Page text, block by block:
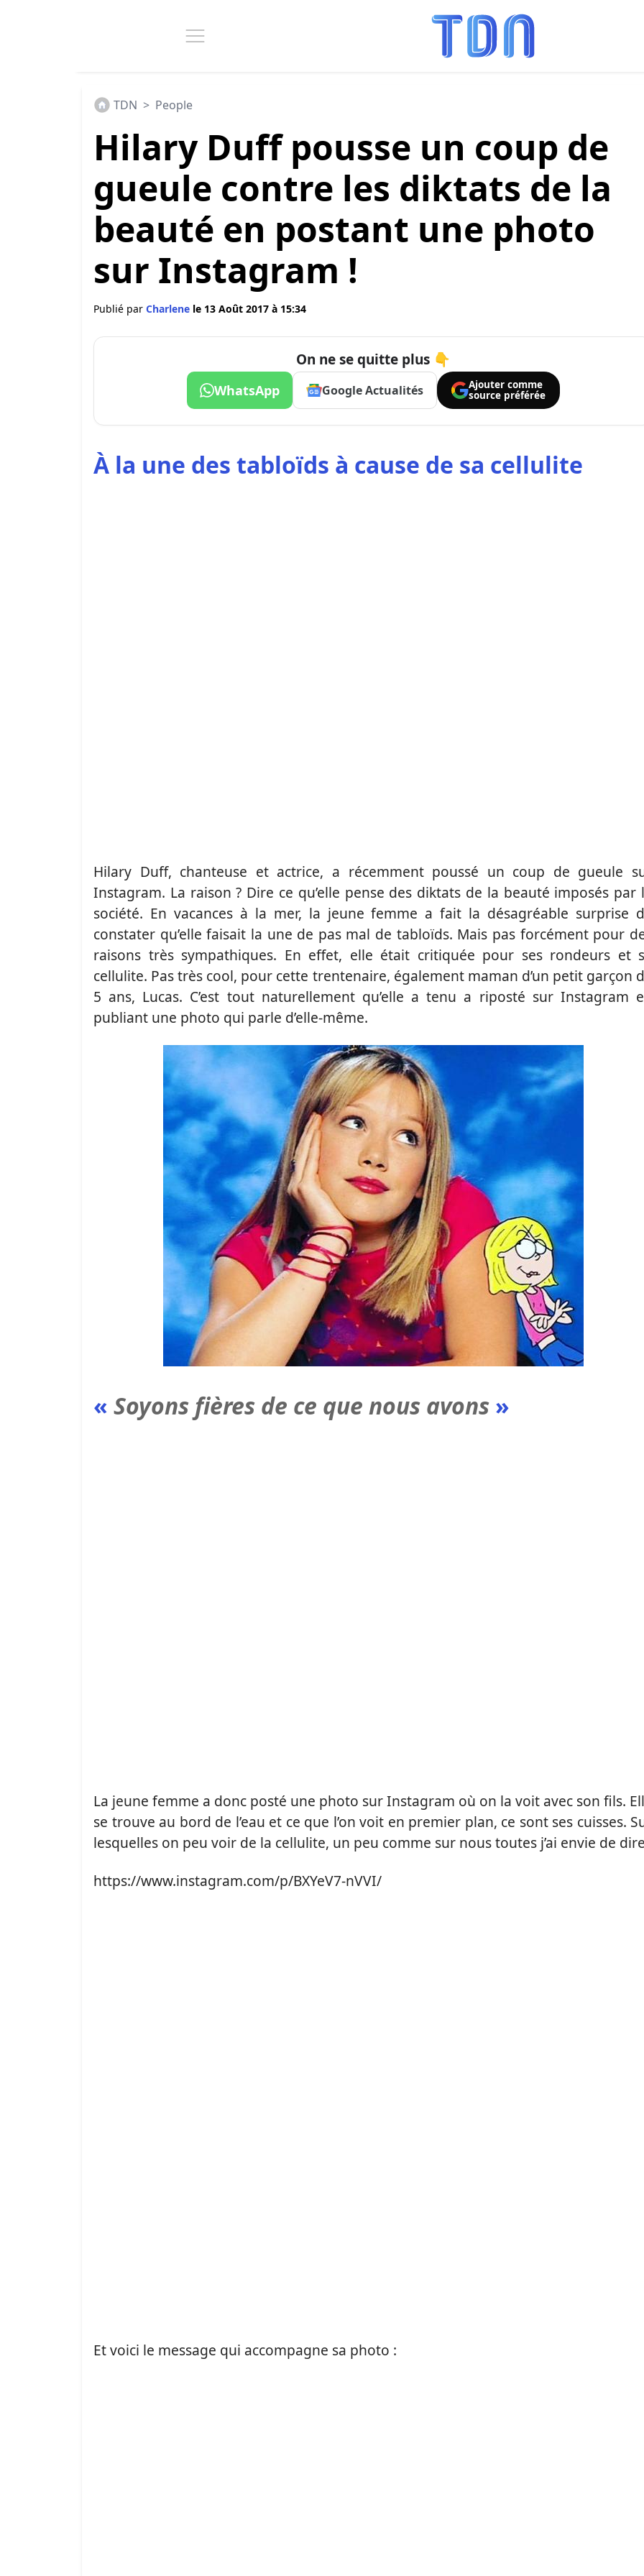
TDN > People
Hilary Duff pousse un coup de
gueule contre les diktats de la
beauté en postant une photo
sur Instagram !
Publié par Charlene le 13 Août 2017 à 15:34
On ne se quitte plus 👇
WhatsApp Google Actualités
Ajouter comme
source préférée
À la une des tabloïds à cause de sa cellulite
Hilary Duff, chanteuse et actrice, a récemment poussé un coup de gueule
Instagram. La raison ? Dire ce qu’elle pense des diktats de la beauté imposés par
société. En vacances à la mer, la jeune femme a fait la désagréable surprise
constater qu’elle faisait la une de pas mal de tabloïds. Mais pas forcément pour
raisons très sympathiques. En effet, elle était critiquée pour ses rondeurs et
cellulite. Pas très cool, pour cette trentenaire, également maman d’un petit garçon
5 ans, Lucas. C’est tout naturellement qu’elle a tenu a riposté sur Instagram
publiant une photo qui parle d’elle-même.
« Soyons fières de ce que nous avons »
La jeune femme a donc posté une photo sur Instagram où on la voit avec son fils.
se trouve au bord de l’eau et ce que l’on voit en premier plan, ce sont ses cuisses.
lesquelles on peu voir de la cellulite, un peu comme sur nous toutes j’ai envie de
https://www.instagram.com/p/BXYeV7-nVVI/
Et voici le message qui accompagne sa photo :